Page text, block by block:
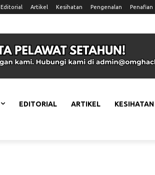
Editorial Artikel Kesihatan Pengenalan Penafian
EDITORIAL ARTIKEL KESIHATAN